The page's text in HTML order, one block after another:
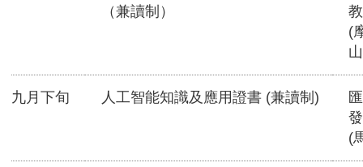
（兼讀制）
(
九月下旬 人工智能知識及應用證書 (兼讀制)
(